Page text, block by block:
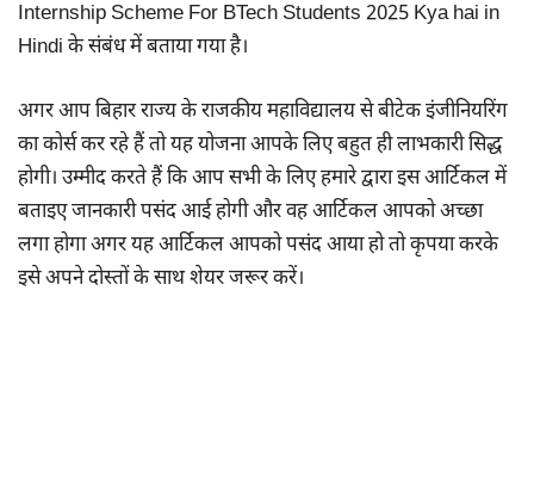
Internship Scheme For BTech Students 2025 Kya hai in
Hindi के संबंध में बताया गया है।
अगर आप बिहार राज्य के राजकीय महाविद्यालय से बीटेक इंजीनियरिंग
का कोर्स कर रहे हैं तो यह योजना आपके लिए बहुत ही लाभकारी सिद्ध
होगी। उम्मीद करते हैं कि आप सभी के लिए हमारे द्वारा इस आर्टिकल में
बताइए जानकारी पसंद आई होगी और वह आर्टिकल आपको अच्छा
लगा होगा अगर यह आर्टिकल आपको पसंद आया हो तो कृपया करके
इसे अपने दोस्तों के साथ शेयर जरूर करें।